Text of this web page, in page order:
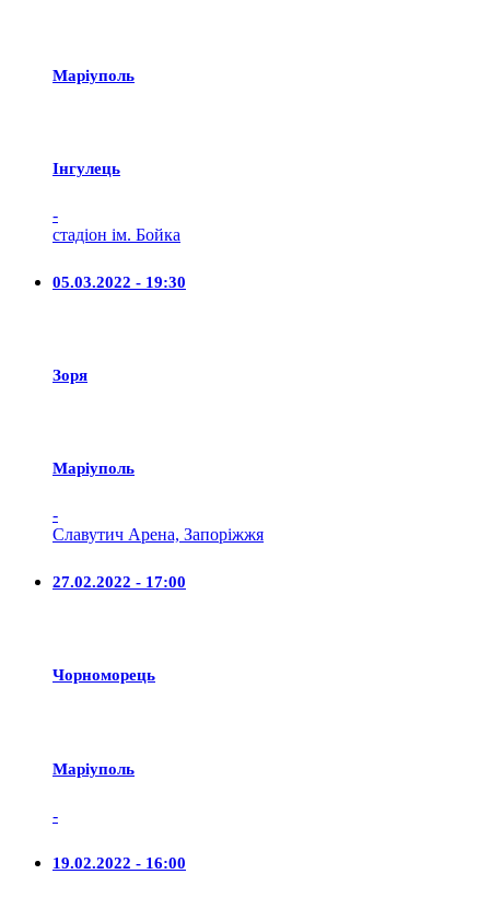
Маріуполь
Iнгулець
-
стадіон ім. Бойка
05.03.2022 - 19:30
Зоря
Маріуполь
-
Славутич Арена, Запоріжжя
27.02.2022 - 17:00
Чорноморець
Маріуполь
-
19.02.2022 - 16:00